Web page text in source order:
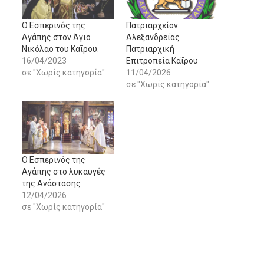
O Εσπερινός της
Αγάπης στον Άγιο
Νικόλαο του Καΐρου.
16/04/2023
σε "Χωρίς κατηγορία"
Πατριαρχείον
Αλεξανδρείας
Πατριαρχική
Επιτροπεία Καΐρου
11/04/2026
σε "Χωρίς κατηγορία"
Ο Εσπερινός της
Αγάπης στο λυκαυγές
της Ανάστασης
12/04/2026
σε "Χωρίς κατηγορία"